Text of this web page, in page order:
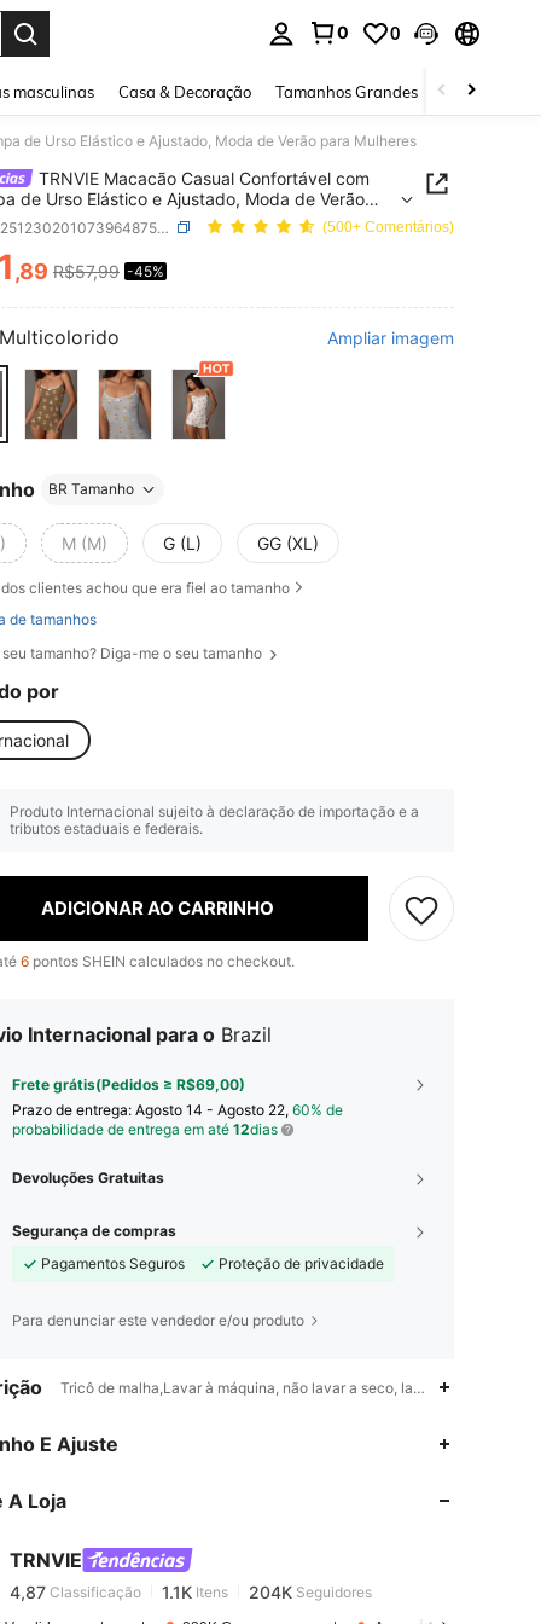
0 0
masculinas Casa & Decoração Tamanhos Grandes Joias e
de Urso Elástico e Ajustado, Moda de Verão para Mulheres
TRNVIE Macacão Casual Confortável com
de Urso Elástico e Ajustado, Moda de Verão
SKU: sz251230201073964875622 (500+ Comentários)
AND AVAILABILITY
,89 R$57,99 -45%
Multicolorido Ampliar imagem
BR Tamanho
M (M) G (L) GG (XL)
dos clientes achou que era fiel ao tamanho
de tamanhos
tamanho? Diga-me o seu tamanho
por
Produto Internacional sujeito à declaração de importação e a
tributos estaduais e federais.
ADICIONAR AO CARRINHO
6 pontos SHEIN calculados no checkout.
Internacional para o Brazil
Frete grátis(Pedidos ≥ R$69,00)
Prazo de entrega: Agosto 14 - Agosto 22, 60% de
probabilidade de entrega em até 12dias
Devoluções Gratuitas
Segurança de compras
Pagamentos Seguros
Proteção de privacidade
Para denunciar este vendedor e/ou produto
Tricô de malha,Lavar à máquina, não lavar a seco, lavar com
E Ajuste
A Loja
TRNVIE
4,87
4,87
1.1K
t***spago1 dia atrás